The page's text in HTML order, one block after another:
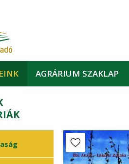
AGRÁRIUM SZAKLAP